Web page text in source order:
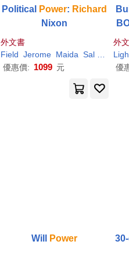
Political Power: Richard
Nixon
外文書
Field Jerome Maida Sal Darren
優惠價: 1099 元
外
優
Will Power